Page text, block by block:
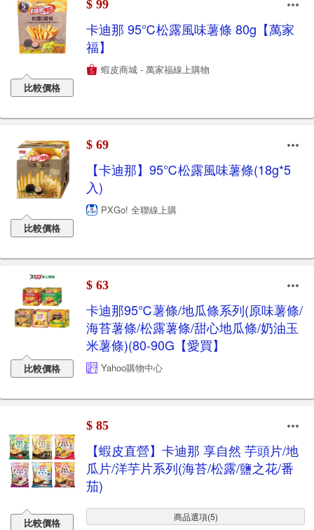
比較價格
$ 99
卡迪那 95℃松露風味薯條 80g【萬家
福】
蝦皮商城 - 萬家福線上購物
比較價格
$ 69
【卡迪那】95℃松露風味薯條(18g*5
入)
PXGo! 全聯線上購
比較價格
$ 63
卡迪那95℃薯條/地瓜條系列(原味薯條/
海苔薯條/松露薯條/甜心地瓜條/奶油玉
米薯條)(80-90G【愛買】
Yahoo購物中心
比較價格
$ 85
【蝦皮直營】卡迪那 享自然 芋頭片/地
瓜片/洋芋片系列(海苔/松露/鹽之花/番
茄)
商品選項(5)